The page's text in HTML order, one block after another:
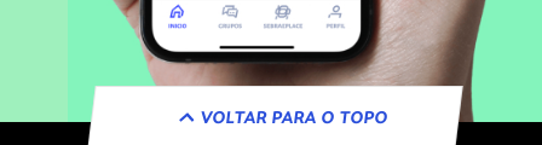
VOLTAR PARA O TOPO